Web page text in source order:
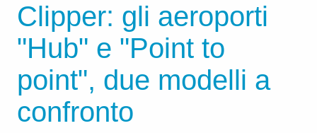
Clipper: gli aeroporti
"Hub" e "Point to
point", due modelli a
confronto